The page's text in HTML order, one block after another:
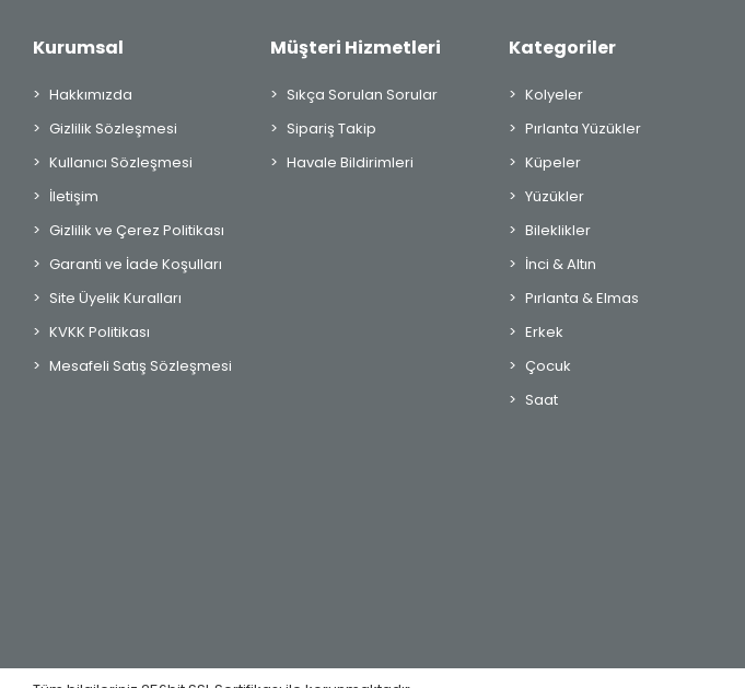
Kurumsal
Hakkımızda
Gizlilik Sözleşmesi
Kullanıcı Sözleşmesi
İletişim
Gizlilik ve Çerez Politikası
Garanti ve İade Koşulları
Site Üyelik Kuralları
KVKK Politikası
Mesafeli Satış Sözleşmesi
Müşteri Hizmetleri
Sıkça Sorulan Sorular
Sipariş Takip
Havale Bildirimleri
Kategoriler
Kolyeler
Pırlanta Yüzükler
Küpeler
Yüzükler
Bileklikler
İnci & Altın
Pırlanta & Elmas
Erkek
Çocuk
Saat